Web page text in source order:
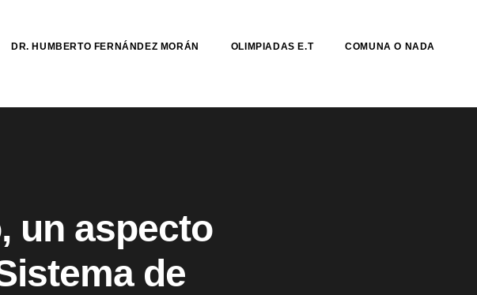
DR. HUMBERTO FERNÁNDEZ MORÁN OLIMPIADAS E.T COMUNA O NADA
un aspecto
de